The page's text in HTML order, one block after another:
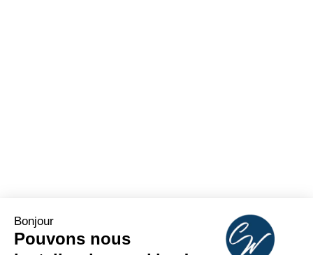
Bonjour
Pouvons nous